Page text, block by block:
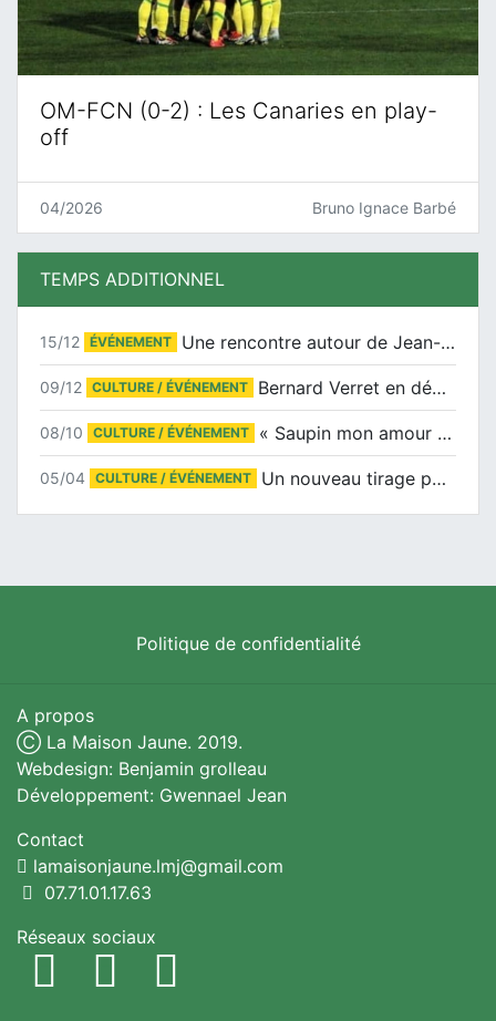
OM-FCN (0-2) : Les Canaries en play-
off
04/2026 Bruno Ignace Barbé
TEMPS ADDITIONNEL
15/12 ÉVÉNEMENT Une rencontre autour de Jean-Claude Suaudeau
09/12 CULTURE / ÉVÉNEMENT Bernard Verret en dédicaces le samedi 13 décembre à l’Espace Culturel Atlantis
08/10 CULTURE / ÉVÉNEMENT « Saupin mon amour » au salon du livre de Trentemoult
05/04 CULTURE / ÉVÉNEMENT Un nouveau tirage pour le Docu-BD
Politique de confidentialité
A propos
Ⓒ La Maison Jaune. 2019.
Webdesign: Benjamin grolleau
Développement: Gwennael Jean
Contact
lamaisonjaune.lmj@gmail.com
07.71.01.17.63
Réseaux sociaux